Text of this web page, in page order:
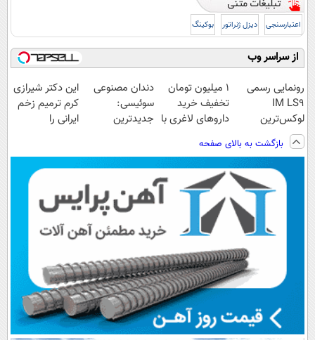
اعتبارسنجی دیزل ژنراتور بوکینگ
از سراسر وب
رونمایی رسمی
IM LS9
لوکس‌ترین
EREV در ایران
1 میلیون تومان
تخفیف خرید
داروهای لاغری با
داروخانه و پک
یخ!
دندان مصنوعی
سوئیسی:
جدیدترین
پرداخت قسطی
این دکتر شیرازی
کرم ترمیم زخم
ایرانی را
بازگشت به بالای صفحه